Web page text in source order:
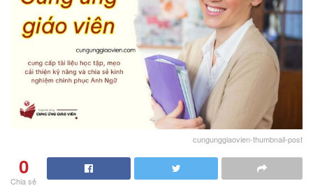
cungunggiaovien-thumbnail-post
0
Chia sẻ